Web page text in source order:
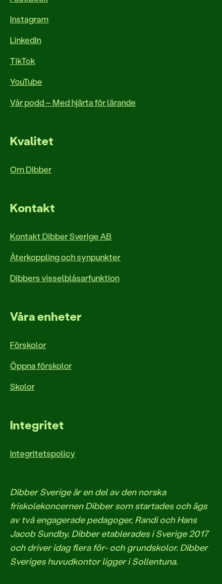
Instagram
LinkedIn
TikTok
YouTube
Vår podd – Med hjärta för lärande
Kvalitet
Om Dibber
Kontakt
Kontakt Dibber Sverige AB
Återkoppling och synpunkter
Dibbers visselblåsarfunktion
Våra enheter
Förskolor
Öppna förskolor
Skolor
Integritet
Integritetspolicy
Dibber Sverige är en del av den norska
friskolekoncernen Dibber som startades och ägs
av två engagerade pedagoger, Randi och Hans
Jacob Sundby. Dibber etablerades i Sverige 2017
och driver idag flera för- och grundskolor. Dibber
Sveriges huvudkontor ligger i Sollentuna.